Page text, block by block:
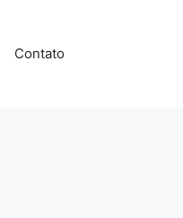
Contato